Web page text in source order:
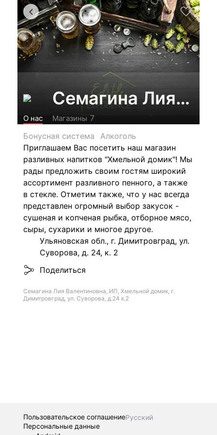
Семагина Лия
О нас Магазины 7
Бонусная система
Алкоголь
Приглашаем Вас посетить наш магазин
разливных напитков "Хмельной домик"! Мы
рады предложить своим гостям широкий
ассортимент разливного пенного, а также
в стекле. Отметим также, что у нас всегда
представлен огромный выбор закусок -
сушеная и копченая рыбка, отборное мясо,
сыры, сухарики и многое другое.
Ульяновская обл., г. Димитровград, ул.
Суворова, д. 24, к. 2
Поделиться
Семагина Лия Валентиновна, ИП, Хмельной домик, г.
Димитровград, ул. Суворова, д.24 к.2
Пользовательское соглашениеРусский
Персональные данные